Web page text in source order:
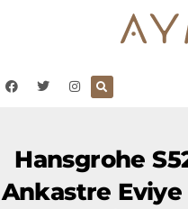
Hansgrohe
Ankastre